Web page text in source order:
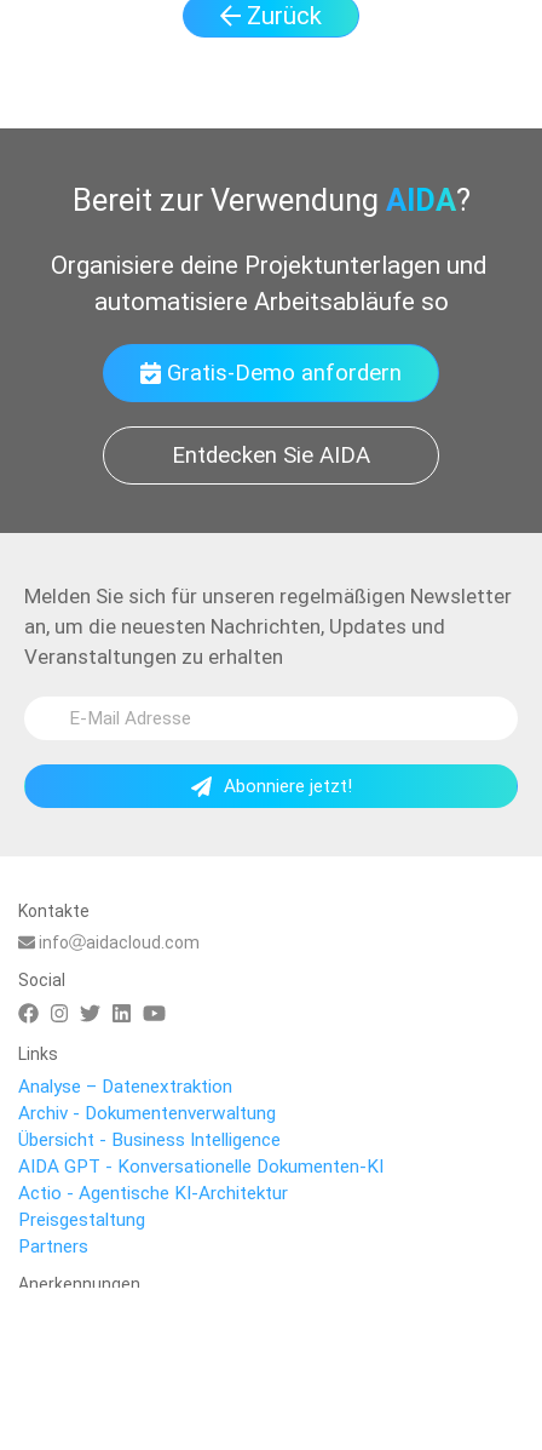
Zurück
Bereit zur Verwendung AIDA?
Organisiere deine Projektunterlagen und
automatisiere Arbeitsabläufe sofort
Gratis-Demo anfordern
Entdecken Sie AIDA
Melden Sie sich für unseren regelmäßigen Newsletter
an, um die neuesten Nachrichten, Updates und
Veranstaltungen zu erhalten
Abonniere jetzt!
Kontakte
info
aidacloud.com
Social
Links
Analyse – Datenextraktion
Archiv - Dokumentenverwaltung
Übersicht - Business Intelligence
AIDA GPT - Konversationelle Dokumenten-KI
Actio - Agentische KI-Architektur
Preisgestaltung
Partners
Anerkennungen